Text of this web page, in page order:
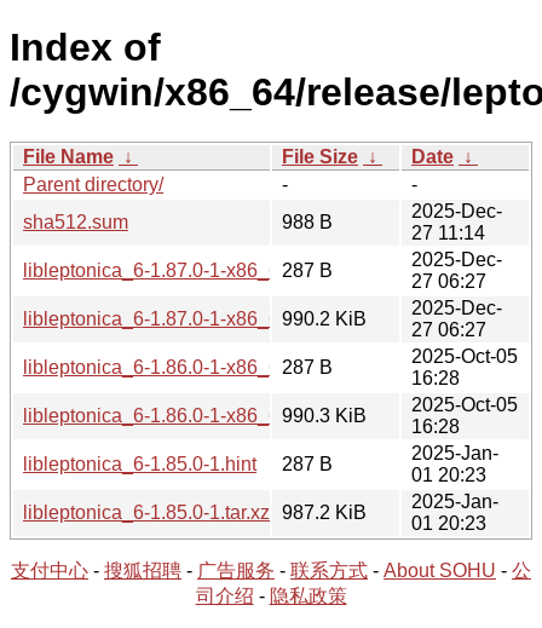
Index of
/cygwin/x86_64/release/
File Name ↓ File Size ↓ Date ↓
Parent directory/
-
-
sha512.sum
988 B
2025-Dec-
27 11:14
libleptonica_6-1.87.0-1-x86_64.hint
287 B
2025-Dec-
27 06:27
libleptonica_6-1.87.0-1-x86_64.tar.xz
990.2 KiB
2025-Dec-
27 06:27
libleptonica_6-1.86.0-1-x86_64.hint
287 B
2025-Oct-05
16:28
libleptonica_6-1.86.0-1-x86_64.tar.xz
990.3 KiB
2025-Oct-05
16:28
libleptonica_6-1.85.0-1.hint
287 B
2025-Jan-
01 20:23
libleptonica_6-1.85.0-1.tar.xz
987.2 KiB
2025-Jan-
01 20:23
支付中心 - 搜狐招聘 - 广告服务 - 联系方式 - About SOHU - 公
司介绍 - 隐私政策